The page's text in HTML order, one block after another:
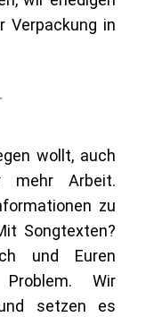
Verpackung in
wollt, auch
mehr Arbeit.
zu
Songtexten?
und Euren
Wir
setzen es